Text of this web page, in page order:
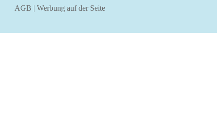
AGB
Werbung auf der Seite